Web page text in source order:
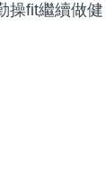
操fit繼續做健